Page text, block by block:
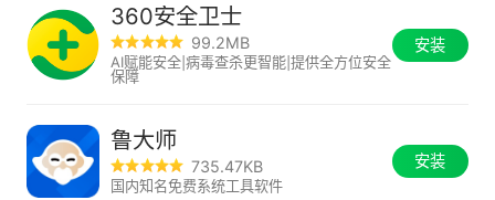
360安全卫士
99.2MB
AI赋能安全|病毒查杀更智能|提供全方位安全
保障
安装
鲁大师
735.47KB
国内知名免费系统工具软件
安装